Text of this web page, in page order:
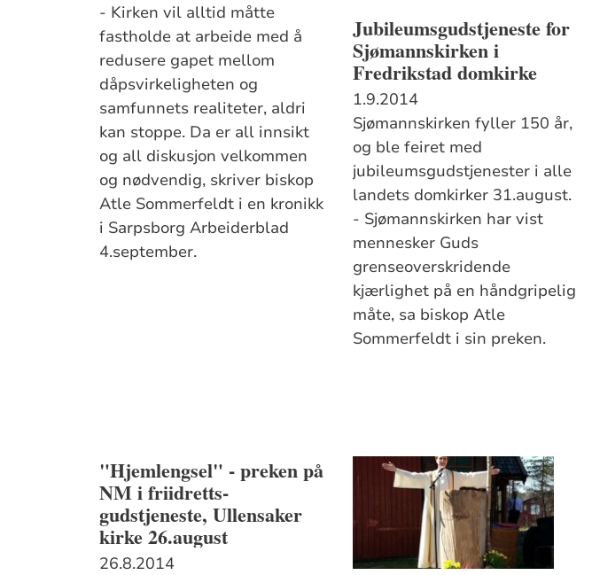
- Kirken vil alltid måtte
fastholde at arbeide med å
redusere gapet mellom
dåpsvirkeligheten og
samfunnets realiteter, aldri
kan stoppe. Da er all innsikt
og all diskusjon velkommen
og nødvendig, skriver biskop
Atle Sommerfeldt i en kronikk
i Sarpsborg Arbeiderblad
4.september.
Jubileumsgudstjeneste for
Sjømannskirken i
Fredrikstad domkirke
1.9.2014
Sjømannskirken fyller 150 år,
og ble feiret med
jubileumsgudstjenester i alle
landets domkirker 31.august.
- Sjømannskirken har vist
mennesker Guds
grenseoverskridende
kjærlighet på en håndgripelig
måte, sa biskop Atle
Sommerfeldt i sin preken.
"Hjemlengsel" - preken på
NM i friidretts-
gudstjeneste, Ullensaker
kirke 26.august
26.8.2014